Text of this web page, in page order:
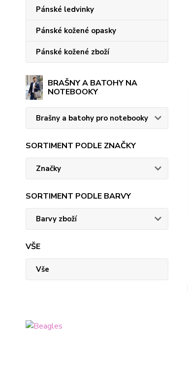
Pánské ledvinky
Pánské kožené opasky
Pánské kožené zboží
BRAŠNY A BATOHY NA
NOTEBOOKY
Brašny a batohy pro notebooky
SORTIMENT PODLE ZNAČKY
Značky
SORTIMENT PODLE BARVY
Barvy zboží
VŠE
Vše